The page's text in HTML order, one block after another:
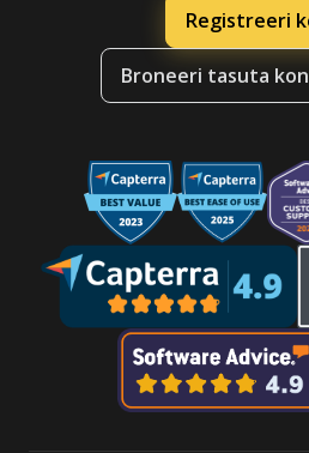
Registreeri
Broneeri tasuta